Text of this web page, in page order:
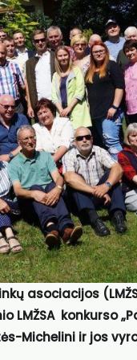
asociacijos
LMŽSA konkurso
Michelini ir jos